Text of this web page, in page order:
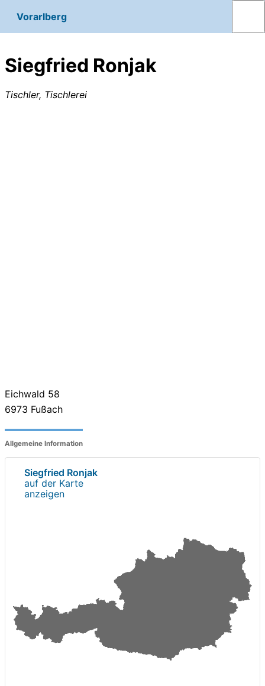
Vorarlberg
Siegfried Ronjak
Tischler, Tischlerei
Eichwald 58
6973 Fußach
Allgemeine Information
Siegfried Ronjak
auf der Karte
anzeigen